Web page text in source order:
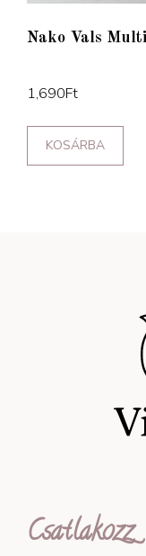
Nako Vals
1,690Ft
KOSÁRBA
Csatlakozz